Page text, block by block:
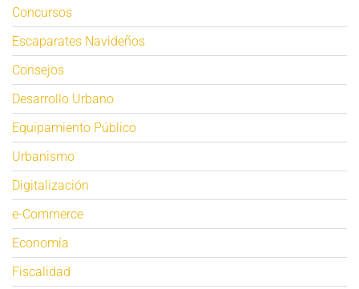
Concursos
Escaparates Navideños
Consejos
Desarrollo Urbano
Equipamiento Público
Urbanismo
Digitalización
e-Commerce
Economía
Fiscalidad